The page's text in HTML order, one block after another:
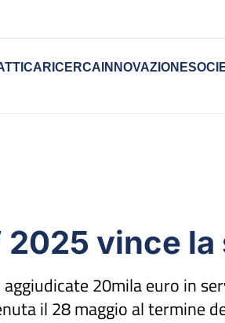
RICERCA INNOVAZIONE
2025 vince la
20mila euro in
il 28 maggio al termine